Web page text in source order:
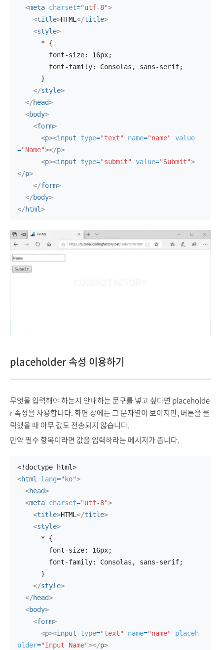
<meta charset="utf-8">
<title>HTML </title>
<style>
      * {
        font-size: 16px;
        font-family: Consolas, sans-serif;
      }
</style>
</head>
<body>
<form>
<p><input type="text" name="name"
value
="Name"></p>
<p><input type="submit" value="Submit">
</p>
</form>
</body>
</html>
placeholder 속성 이용하기
무엇을 입력해야 하는지 안내하는 문구를 넣고 싶다면 placeholde
r 속성을 사용합니다. 화면 상에는 그 문자열이 보이지만, 버튼을 클
릭했을 때 아무 값도 전송되지 않습니다.
만약 필수 항목이라면 값을 입력하라는 메시지가 뜹니다.
<!doctype html>
<html lang="ko">
<head>
<meta charset="utf-8">
<title>HTML</title>
<style>
      * {
        font-size: 16px;
        font-family: Consolas, sans-serif;
      }
</style>
</head>
<body>
<form>
<p><input type="text" name="name"
placeh
older="Input Name"></p>